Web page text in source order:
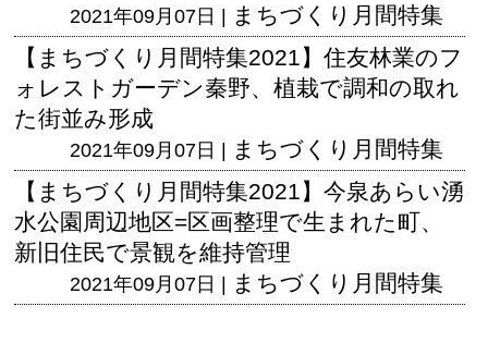
2021年09月07日 | まちづくり月間特集
【まちづくり月間特集2021】住友林業のフ
ォレストガーデン秦野、植栽で調和の取れ
た街並み形成
2021年09月07日 | まちづくり月間特集
【まちづくり月間特集2021】今泉あらい湧
水公園周辺地区=区画整理で生まれた町、
新旧住民で景観を維持管理
2021年09月07日 | まちづくり月間特集